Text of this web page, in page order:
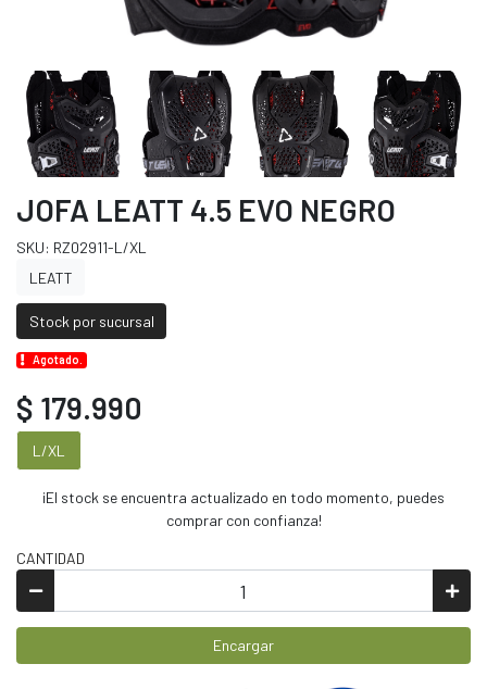
JOFA LEATT 4.5 EVO NEGRO
SKU: RZ02911-L/XL
LEATT
Stock por sucursal
Agotado.
$ 179.990
L/XL
¡El stock se encuentra actualizado en todo momento, puedes
comprar con confianza!
CANTIDAD
Encargar